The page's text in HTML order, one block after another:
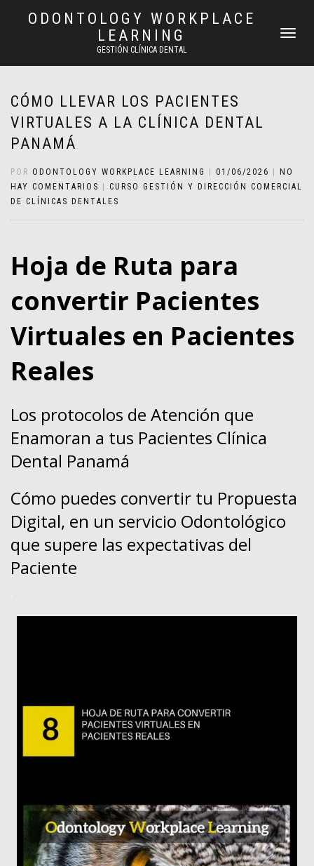
ODONTOLOGY WORKPLACE
LEARNING
GESTIÓN CLÍNICA DENTAL
CAMBIAR
CÓMO LLEVAR LOS PACIENTES
VIRTUALES A LA CLÍNICA DENTAL
PANAMÁ
POR ODONTOLOGY WORKPLACE LEARNING 01/06/2026
NO
HAY COMENTARIOS
CURSO GESTIÓN Y DIRECCIÓN COMERCIAL
DE CLÍNICAS DENTALES
Hoja de Ruta para
convertir Pacientes
Virtuales en Pacientes
Reales
Los protocolos de Atención que
Enamoran a tus Pacientes Clínica
Dental Panamá
Cómo puedes convertir tu Propuesta
Digital, en un servicio Odontológico
que supere las expectativas del
Paciente